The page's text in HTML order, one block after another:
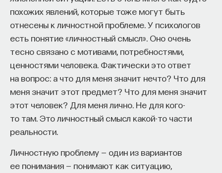
похожих явлений, которые тоже могут быть
отнесены к личностной проблеме. У психологов
есть понятие «личностный смысл». Оно очень
тесно связано с мотивами, потребностями,
ценностями человека. Фактически это ответ
на вопрос: а что для меня значит нечто? Что для
меня значит этот предмет? Что для меня значит
этот человек? Для меня лично. Не для кого-
то там. Это личностный смысл какой-то части
реальности.
Личностную проблему — один из вариантов
ее понимания — понимают как ситуацию,